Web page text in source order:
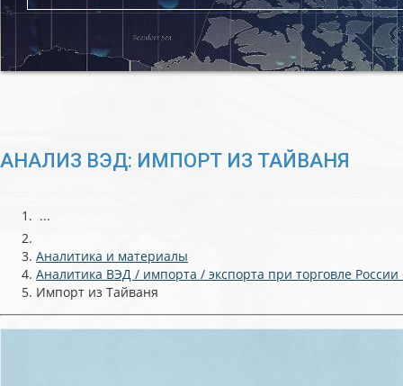
АНАЛИЗ ВЭД: ИМПОРТ ИЗ ТАЙВАНЯ
...
Аналитика и материалы
Аналитика ВЭД / импорта / экспорта при торговле России
Импорт из Тайваня